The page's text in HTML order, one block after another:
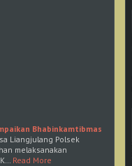
Bhabinkamtibmas
Liangjulang Polsek
melaksanakan
Read More